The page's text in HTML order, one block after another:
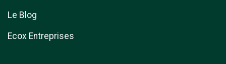
Le Blog
Ecox Entreprises